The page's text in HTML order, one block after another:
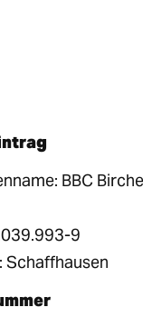
BBC
9
Schaffhausen